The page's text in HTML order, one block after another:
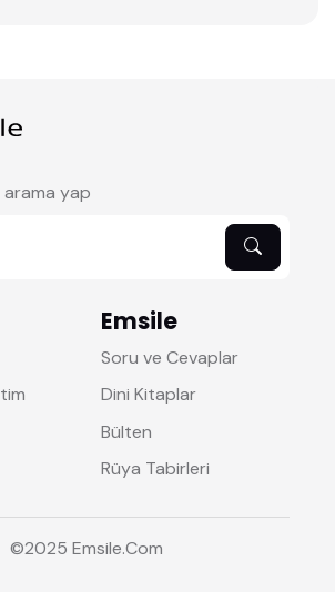
arama yap
Emsile
Soru ve Cevaplar
Dini Kitaplar
Bülten
Rüya Tabirleri
©2025 Emsile.Com